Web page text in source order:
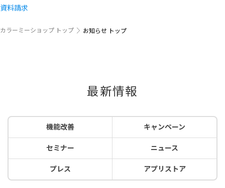
資料請求
カラーミーショップ トップ お知らせ トップ
最新情報
機能改善 キャンペーン
セミナー ニュース
プレス アプリストア